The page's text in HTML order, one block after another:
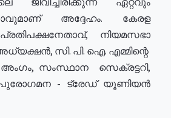
അദ്ദേഹം. കേരള
നിയമസഭാ
സി. പി. ഐ. എമ്മിന്റെ
സംസ്ഥാന സെക്രട്ടറി,
പുരോഗമന - ട്രേഡ് യൂണിയൻ